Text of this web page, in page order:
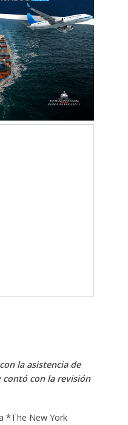
la asistencia de
con la revisión
*The New York